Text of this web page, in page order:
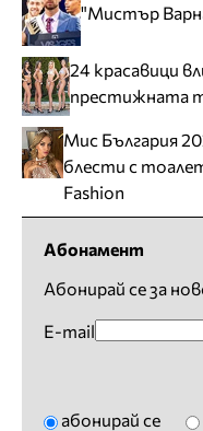
"Мистър
24 красавици
престижната
Мис България
блести с
Fashion
Абонамент
Абонирай се за
E-mail
абонирай се